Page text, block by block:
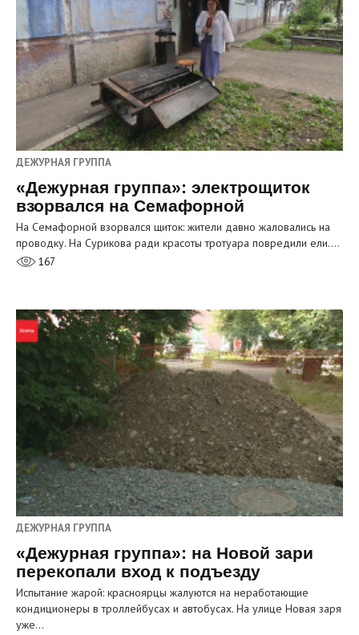
ДЕЖУРНАЯ ГРУППА
«Дежурная группа»: электрощиток
взорвался на Семафорной
На Семафорной взорвался щиток: жители давно жаловались на
проводку. На Сурикова ради красоты тротуара повредили ели.…
167
ДЕЖУРНАЯ ГРУППА
«Дежурная группа»: на Новой зари
перекопали вход к подъезду
Испытание жарой: красноярцы жалуются на неработающие
кондиционеры в троллейбусах и автобусах. На улице Новая заря
уже…